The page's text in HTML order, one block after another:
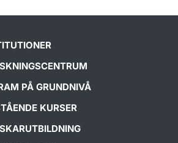
PÅ GRUNDNIVÅ
KURSER